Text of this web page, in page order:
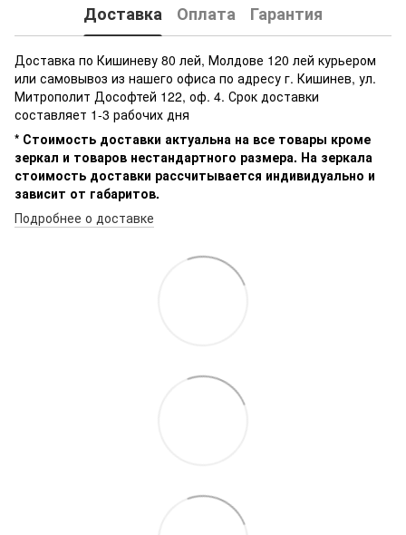
Доставка Оплата Гарантия
Доставка по Кишиневу 80 лей, Молдове 120 лей курьером
или самовывоз из нашего офиса по адресу г. Кишинев, ул.
Митрополит Дософтей 122, оф. 4. Срок доставки
составляет 1-3 рабочих дня
* Стоимость доставки актуальна на все товары кроме
зеркал и товаров нестандартного размера. На зеркала
стоимость доставки рассчитывается индивидуально и
зависит от габаритов.
Подробнее о доставке